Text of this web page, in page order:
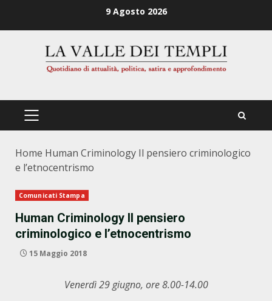
9 Agosto 2026
PRIMÄRES
Home Human Criminology Il pensiero criminologico
e l’etnocentrismo
Comunicati Stampa
Human Criminology Il pensiero
criminologico e l’etnocentrismo
15 Maggio 2018
Venerdì 29 giugno, ore 8.00-14.00